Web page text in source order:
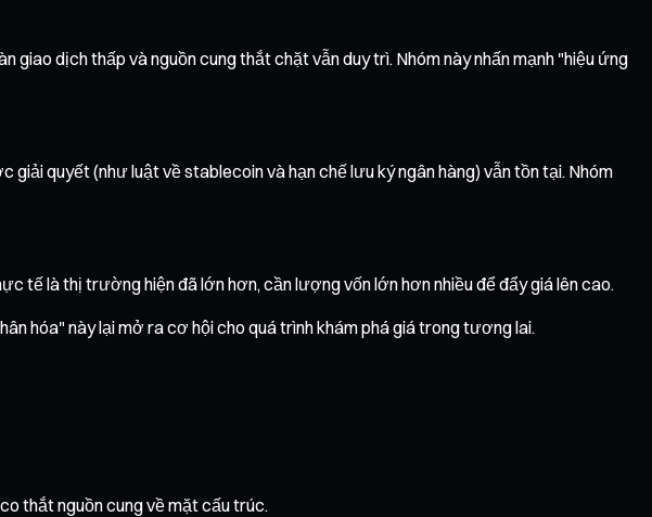
giao dịch thấp và nguồn cung thắt chặt vẫn duy trì. Nhóm này nhấn mạnh "hiệu ứng
quyết (như luật về stablecoin và hạn chế lưu ký ngân hàng) vẫn tồn tại. Nhóm
tế là thị trường hiện đã lớn hơn, cần lượng vốn lớn hơn nhiều để đẩy giá lên cao.
hóa" này lại mở ra cơ hội cho quá trình khám phá giá trong tương lai.
thắt nguồn cung về mặt cấu trúc.